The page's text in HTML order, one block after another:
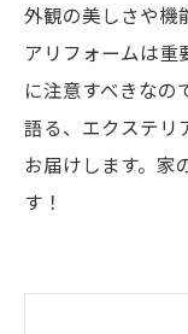
外観の美しさや機
アリフォームは重
に注意すべきなの
語る、エクステリ
お届けします。家
す！